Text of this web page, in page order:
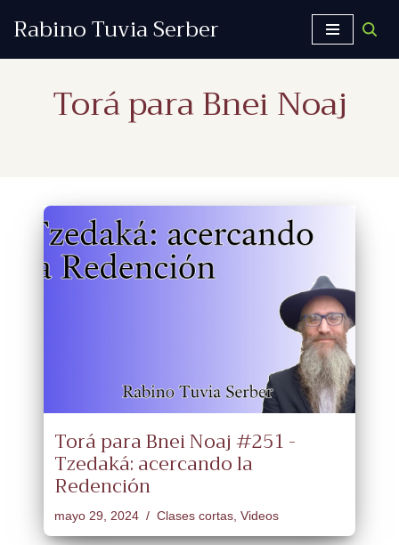
contenido
Rabino Tuvia Serber
Torá para Bnei Noaj
Torá para Bnei Noaj #251 -
Tzedaká: acercando la
Redención
mayo 29, 2024 Clases cortas, Videos